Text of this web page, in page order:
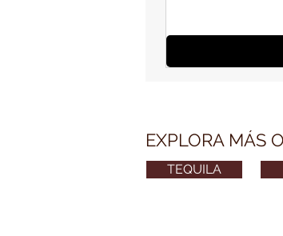
EXPLORA MÁS
TEQUILA